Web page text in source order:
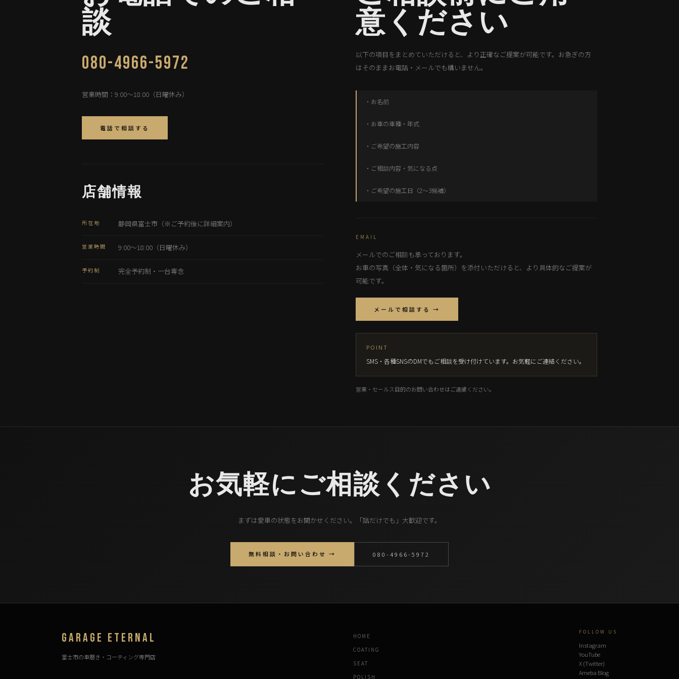
談
080-4966-5972
営業時間：9:00〜18:00（日曜休み）
電話で相談する
店舗情報
所在地 静岡県富士市（※ご予約後に詳細案内）
営業時間 9:00〜18:00（日曜休み）
予約制 完全予約制・一台専念
意ください
以下の項目をまとめていただけると、より正確なご提案が可能です。お急ぎの方
はそのままお電話・メールでも構いません。
・お名前
・お車の車種・年式
・ご希望の施工内容
・ご相談内容・気になる点
・ご希望の施工日（2〜3候補）
EMAIL
メールでのご相談も承っております。
お車の写真（全体・気になる箇所）を添付いただけると、より具体的なご提案が
可能です。
メールで相談する →
POINT
SMS・各種SNSのDMでもご相談を受け付けています。お気軽にご連絡ください。
営業・セールス目的のお問い合わせはご遠慮ください。
お気軽にご相談ください
まずは愛車の状態をお聞かせください。「話だけでも」大歓迎です。
無料相談・お問い合わせ → 080-4966-5972
GARAGE ETERNAL
富士市の車磨き・コーティング専門店
HOME
COATING
SEAT
POLISH
FOLLOW US
Instagram
YouTube
X (Twitter)
Ameba Blog